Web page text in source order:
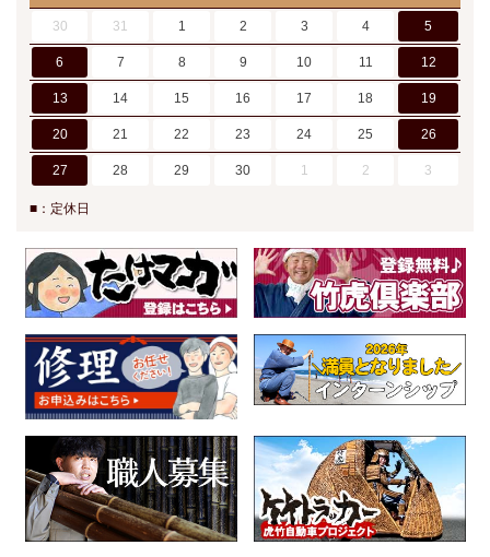
30 31 1 2 3 4 5
6 7 8 9 10 11 12
13 14 15 16 17 18 19
20 21 22 23 24 25 26
27 28 29 30 1 2 3
■：定休日